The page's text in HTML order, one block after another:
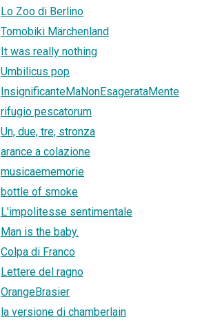
Lo Zoo di Berlino
Tomobiki Märchenland
It was really nothing
Umbilicus pop
InsignificanteMaNonEsagerataMente
rifugio pescatorum
Un, due, tre, stronza
arance a colazione
musicaememorie
bottle of smoke
L'impolitesse sentimentale
Man is the baby.
Colpa di Franco
Lettere del ragno
OrangeBrasier
la versione di chamberlain